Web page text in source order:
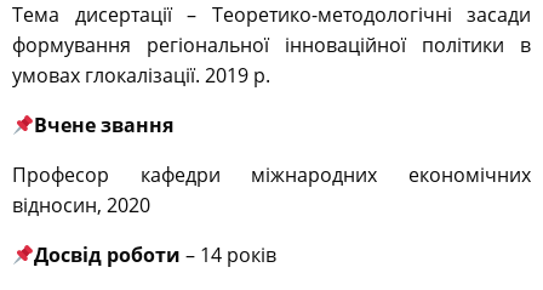
Тема дисертації – Теоретико-методологічні засади
формування регіональної інноваційної політики в
умовах глокалізації. 2019 р.
Вчене звання
Професор кафедри міжнародних економічних
відносин, 2020
Досвід роботи – 14 років